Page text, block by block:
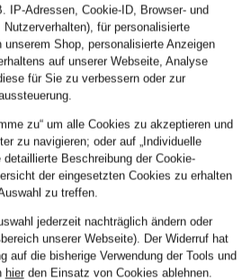
IP-Adressen, Cookie-ID, Browser- und
für personalisierte
Shop, personalisierte Anzeigen
auf unserer Webseite, Analyse
für Sie zu verbessern oder zur
zu“ um alle Cookies zu akzeptieren und
zu navigieren; oder auf „Individuelle
detaillierte Beschreibung der Cookie-
der eingesetzten Cookies zu erhalten
zu treffen.
jederzeit nachträglich ändern oder
unserer Webseite). Der Widerruf hat
auf die bisherige Verwendung der Tools und
hierden Einsatz von Cookies ablehnen.